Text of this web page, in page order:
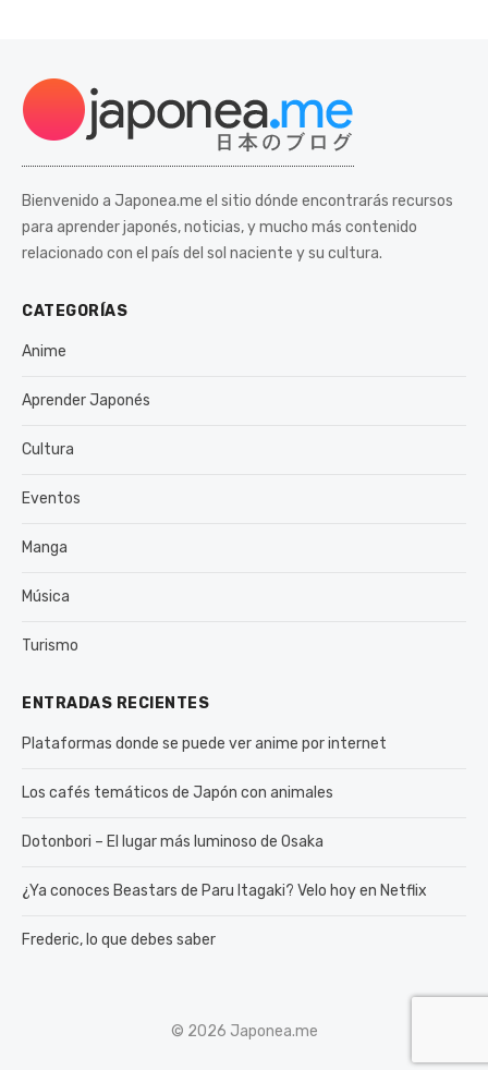
Bienvenido a Japonea.me el sitio dónde encontrarás recursos
para aprender japonés, noticias, y mucho más contenido
relacionado con el país del sol naciente y su cultura.
CATEGORÍAS
Anime
Aprender Japonés
Cultura
Eventos
Manga
Música
Turismo
ENTRADAS RECIENTES
Plataformas donde se puede ver anime por internet
Los cafés temáticos de Japón con animales
Dotonbori – El lugar más luminoso de Osaka
¿Ya conoces Beastars de Paru Itagaki? Velo hoy en Netflix
Frederic, lo que debes saber
© 2026 Japonea.me